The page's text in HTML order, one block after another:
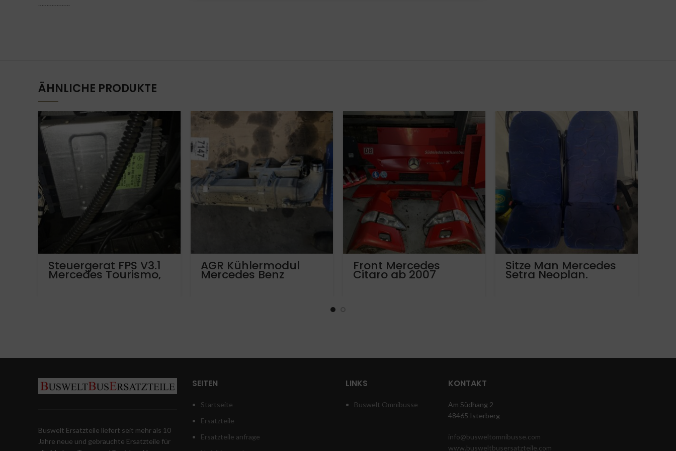
……………….
ÄHNLICHE PRODUKTE
Steuergerat FPS V3.1
Mercedes Tourismo,
travego, intouro,
AGR Kühlermodul
Mercedes Benz
Actros OM470LA
Front Mercedes
Citaro ab 2007
Sitze Man Mercedes
Setra Neoplan.
Dreipunktgurt.
Buswelt Ersatzteile liefert seit mehr als 10
Jahre neue und gebrauchte Ersatzteile für
SEITEN
Startseite
Ersatzteile
Ersatzteile anfrage
LINKS
Buswelt Omnibusse
KONTAKT
Am Südhang 2
48465 Isterberg
info@busweltomnibusse.com
www.busweltbusersatzteile.com